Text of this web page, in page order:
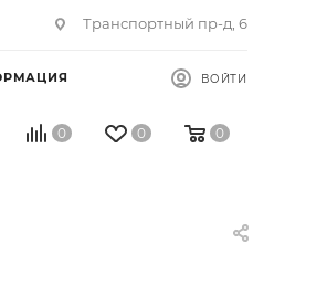
Транспортный пр-д, 6
ВОЙТИ
0 0 0